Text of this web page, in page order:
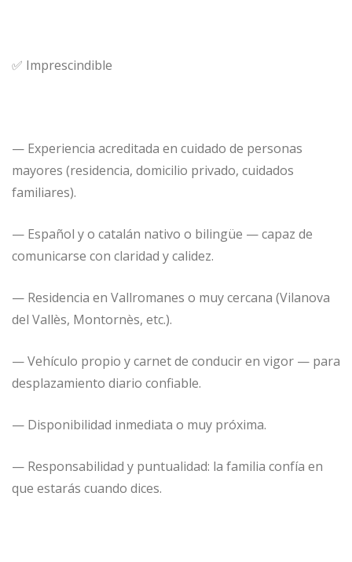
✅ Imprescindible
— Experiencia acreditada en cuidado de personas
mayores (residencia, domicilio privado, cuidados
familiares).
— Español y o catalán nativo o bilingüe — capaz de
comunicarse con claridad y calidez.
— Residencia en Vallromanes o muy cercana (Vilanova
del Vallès, Montornès, etc.).
— Vehículo propio y carnet de conducir en vigor — para
desplazamiento diario confiable.
— Disponibilidad inmediata o muy próxima.
— Responsabilidad y puntualidad: la familia confía en
que estarás cuando dices.